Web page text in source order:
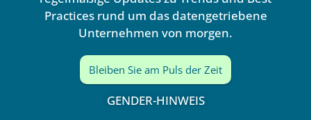
Practices rund um das datengetriebene
Unternehmen von morgen.
Bleiben Sie am Puls der Zeit
GENDER-HINWEIS